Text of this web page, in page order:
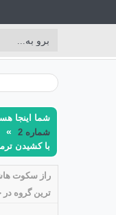
شما اینجا
شماره 2 »
با کشیدن
راز سكوت
ترين گروه